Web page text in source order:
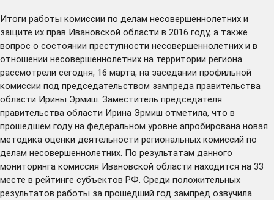
Итоги работы комиссии по делам несовершеннолетних и
защите их прав Ивановской области в 2016 году, а также
вопрос о состоянии преступности несовершеннолетних и в
отношении несовершеннолетних на территории региона
рассмотрели сегодня, 16 марта, на заседании профильной
комиссии под председательством зампреда правительства
области Ирины Эрмиш. Заместитель председателя
правительства области Ирина Эрмиш отметила, что в
прошедшем году на федеральном уровне апробирована новая
методика оценки деятельности региональных комиссий по
делам несовершеннолетних. По результатам данного
мониторинга комиссия Ивановской области находится на 33
месте в рейтинге субъектов РФ. Среди положительных
результатов работы за прошедший год зампред озвучила